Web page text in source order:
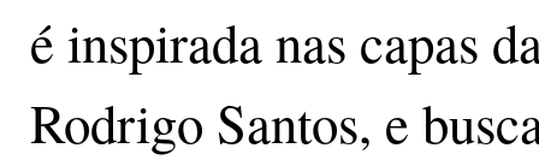
é inspirada nas capas
Rodrigo Santos, e